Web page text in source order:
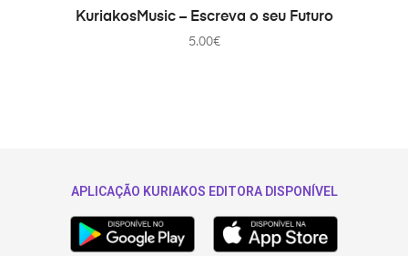
ДОДАТИ В КОШИК
KuriakosMusic – Escreva o seu Futuro
5.00€
APLICAÇÃO KURIAKOS EDITORA DISPONÍVEL